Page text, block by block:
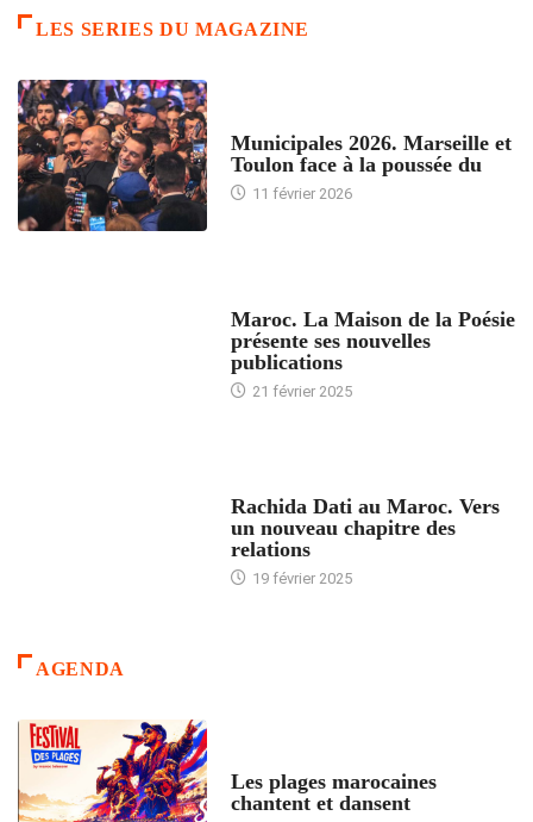
LES SERIES DU MAGAZINE
Municipales 2026. Marseille et
Toulon face à la poussée du
11 février 2026
Maroc. La Maison de la Poésie
présente ses nouvelles
publications
21 février 2025
Rachida Dati au Maroc. Vers
un nouveau chapitre des
relations
19 février 2025
AGENDA
Les plages marocaines
chantent et dansent